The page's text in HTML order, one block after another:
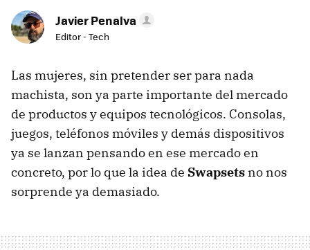
Javier Penalva
Editor - Tech
Las mujeres, sin pretender ser para nada
machista, son ya parte importante del mercado
de productos y equipos tecnológicos. Consolas,
juegos, teléfonos móviles y demás dispositivos
ya se lanzan pensando en ese mercado en
concreto, por lo que la idea de Swapsets no nos
sorprende ya demasiado.